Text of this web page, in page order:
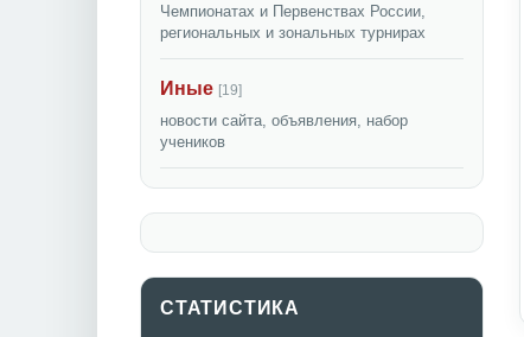
Чемпионатах и Первенствах России,
региональных и зональных турнирах
Иные [19]
новости сайта, объявления, набор
учеников
СТАТИСТИКА